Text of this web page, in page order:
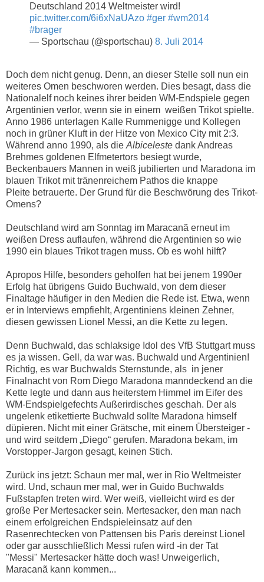
Deutschland 2014 Weltmeister wird!
pic.twitter.com/6i6xNaUAzo #ger #wm2014
#brager
— Sportschau (@sportschau) 8. Juli 2014
Doch dem nicht genug. Denn, an dieser Stelle soll nun ein
weiteres Omen beschworen werden. Dies besagt, dass die
Nationalelf noch keines ihrer beiden WM-Endspiele gegen
Argentinien verlor, wenn sie in einem weißen Trikot spielte.
Anno 1986 unterlagen Kalle Rummenigge und Kollegen
noch in grüner Kluft in der Hitze von Mexico City mit 2:3.
Während anno 1990, als die Albiceleste dank Andreas
Brehmes goldenen Elfmetertors besiegt wurde,
Beckenbauers Mannen in weiß jubilierten und Maradona im
blauen Trikot mit tränenreichem Pathos die knappe
Pleite betrauerte. Der Grund für die Beschwörung des Trikot-
Omens?
Deutschland wird am Sonntag im Maracanã erneut im
weißen Dress auflaufen, während die Argentinien so wie
1990 ein blaues Trikot tragen muss. Ob es wohl hilft?
Apropos Hilfe, besonders geholfen hat bei jenem 1990er
Erfolg hat übrigens Guido Buchwald, von dem dieser
Finaltage häufiger in den Medien die Rede ist. Etwa, wenn
er in Interviews empfiehlt, Argentiniens kleinen Zehner,
diesen gewissen Lionel Messi, an die Kette zu legen.
Denn Buchwald, das schlaksige Idol des VfB Stuttgart muss
es ja wissen. Gell, da war was. Buchwald und Argentinien!
Richtig, es war Buchwalds Sternstunde, als in jener
Finalnacht von Rom Diego Maradona manndeckend an die
Kette legte und dann aus heiterstem Himmel im Eifer des
WM-Endspielgefechts Außerirdisches geschah. Der als
ungelenk etikettierte Buchwald sollte Maradona himself
düpieren. Nicht mit einer Grätsche, mit einem Übersteiger -
und wird seitdem „Diego“ gerufen. Maradona bekam, im
Vorstopper-Jargon gesagt, keinen Stich.
Zurück ins jetzt: Schaun mer mal, wer in Rio Weltmeister
wird. Und, schaun mer mal, wer in Guido Buchwalds
Fußstapfen treten wird. Wer weiß, vielleicht wird es der
große Per Mertesacker sein. Mertesacker, den man nach
einem erfolgreichen Endspieleinsatz auf den
Rasenrechtecken von Pattensen bis Paris dereinst Lionel
oder gar ausschließlich Messi rufen wird -in der Tat
"Messi" Mertesacker hätte doch was! Unweigerlich,
Maracanã kann kommen...